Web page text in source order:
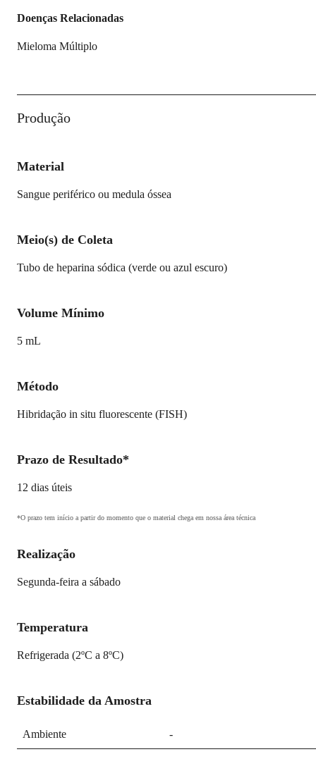
Doenças Relacionadas
Mieloma Múltiplo
Produção
Material
Sangue periférico ou medula óssea
Meio(s) de Coleta
Tubo de heparina sódica (verde ou azul escuro)
Temperatura
Refrigerada (2ºC a 8ºC)
Volume Mínimo
5 mL
Método
Hibridação in situ fluorescente (FISH)
Estabilidade da Amostra
Ambiente -
Prazo de Resultado*
12 dias úteis
*O prazo tem início a partir do momento que o material chega em nossa área técnica
Realização
Segunda-feira a sábado